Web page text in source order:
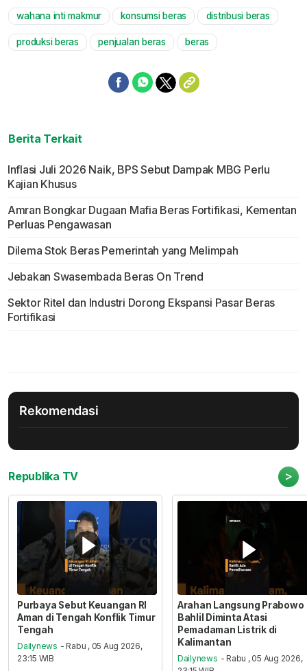
Mute
wahana inti makmur konsumsi beras distribusi beras
produksi beras penjualan beras beras
Berita Terkait
Inflasi Juli 2026 Naik, BPS Sebut Dampak MBG Perlu
Kajian Khusus
Amran Bongkar Dugaan Mafia Beras Fortifikasi, Kementan
Perluas Pengawasan
Dilema Stok Beras Pemerintah yang Melimpah
Jebakan Swasembada Beras On Trend
Sektor Ritel dan Industri Dorong Ekspansi Pasar Beras
Fortifikasi
Rekomendasi
Republika TV >
Purbaya Sebut Keuangan RI
Aman di Tengah Konflik Timur
Tengah
Dailynews - Rabu , 05 Aug 2026,
23:15 WIB
Arahan Langsung Prabowo
Bahlil Diminta Atasi
Pemadaman Listrik di
Kalimantan
Dailynews - Rabu , 05 Aug 2026,